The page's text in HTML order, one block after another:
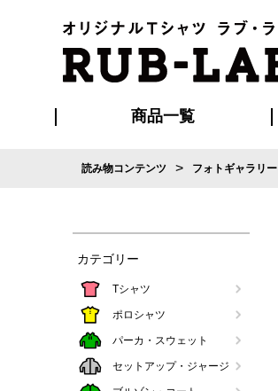
商品一覧
読み物コンテンツ > フォトギャラリー
カテゴリー
Tシャツ
ポロシャツ
パーカ・スウェット
セットアップ・ジャージ